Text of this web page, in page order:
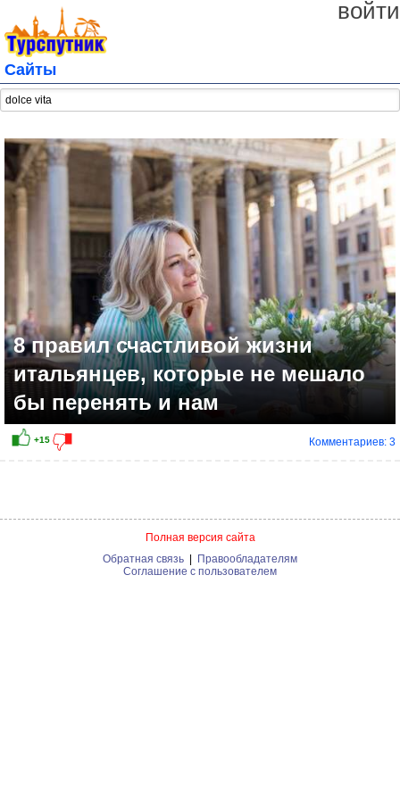
войти
Сайты
8 правил счастливой жизни
итальянцев, которые не мешало
бы перенять и нам
Комментариев: 3
Полная версия сайта
Обратная связь | Правообладателям
Соглашение с пользователем